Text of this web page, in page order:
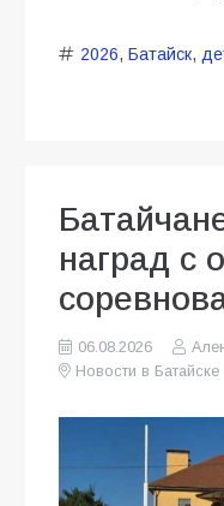
2026, Батайск,
наград с
06.08.2026
Новости в Батайске